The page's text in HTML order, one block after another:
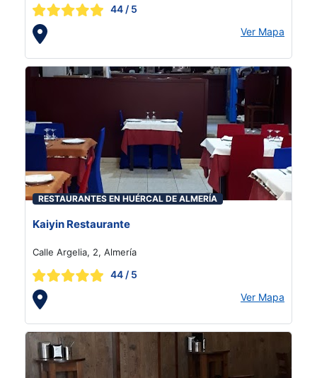
44 / 5
Ver Mapa
RESTAURANTES EN HUÉRCAL DE ALMERÍA
Kaiyin Restaurante
Calle Argelia, 2, Almería
44 / 5
Ver Mapa